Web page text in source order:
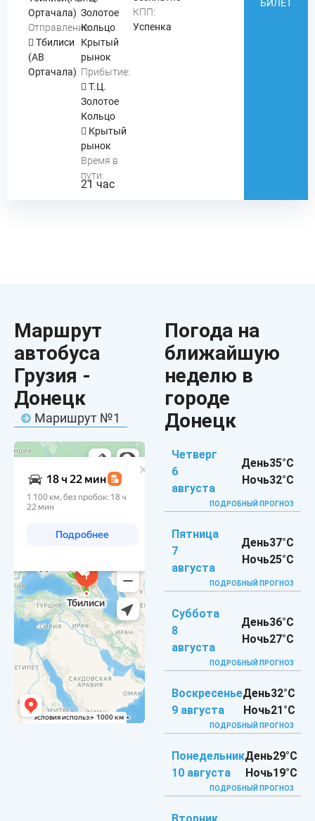
Ортачала)
Отправление:
Тбилиси
(АВ
Ортачала)
Золотое
Кольцо
Крытый
рынок
Прибытие:
Т.Ц.
Золотое
Кольцо
Крытый
рынок
Время в
пути:
21 час
КПП:
Успенка
БИЛЕТ
Маршрут
автобуса
Грузия -
Донецк
Маришрут №1
Погода на
ближайшую
неделю в
городе
Донецк
Четверг
6
августа
День35°C
Ночь32°C
ПОДРОБНЫЙ ПРОГНОЗ
Пятница
7
августа
День37°C
Ночь25°C
ПОДРОБНЫЙ ПРОГНОЗ
Суббота
8
августа
День36°C
Ночь27°C
ПОДРОБНЫЙ ПРОГНОЗ
Воскресенье
9 августа
День32°C
Ночь21°C
ПОДРОБНЫЙ ПРОГНОЗ
Понедельник
10 августа
День29°C
Ночь19°C
ПОДРОБНЫЙ ПРОГНОЗ